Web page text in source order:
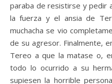
paraba de resistirse y pedir
la fuerza y el ansia de
muchacha se vio
de su agresor. Finalmente,
Tereo a que la matase o,
todo lo ocurrido a su
supiesen la horrible